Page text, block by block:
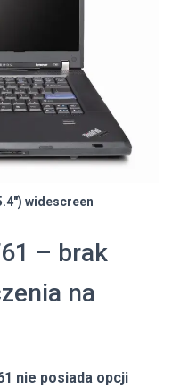
widescreen
– brak
na
nie posiada opcji